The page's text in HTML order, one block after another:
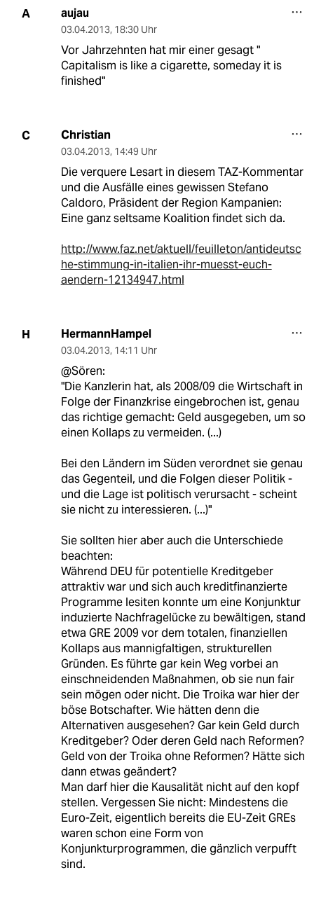
A aujau
03.04.2013, 18:30 Uhr
Vor Jahrzehnten hat mir einer gesagt "
Capitalism is like a cigarette, someday it is
finished"
C Christian
03.04.2013, 14:49 Uhr
Die verquere Lesart in diesem TAZ-Kommentar
und die Ausfälle eines gewissen Stefano
Caldoro, Präsident der Region Kampanien:
Eine ganz seltsame Koalition findet sich da.
http://www.faz.net/aktuell/feuilleton/antideutsc
he-stimmung-in-italien-ihr-muesst-euch-
aendern-12134947.html
H HermannHampel
03.04.2013, 14:11 Uhr
@Sören:
"Die Kanzlerin hat, als 2008/09 die Wirtschaft in
Folge der Finanzkrise eingebrochen ist, genau
das richtige gemacht: Geld ausgegeben, um so
einen Kollaps zu vermeiden. (...)
Bei den Ländern im Süden verordnet sie genau
das Gegenteil, und die Folgen dieser Politik -
und die Lage ist politisch verursacht - scheint
sie nicht zu interessieren. (...)"
Sie sollten hier aber auch die Unterschiede
beachten:
Während DEU für potentielle Kreditgeber
attraktiv war und sich auch kreditfinanzierte
Programme lesiten konnte um eine Konjunktur
induzierte Nachfragelücke zu bewältigen, stand
etwa GRE 2009 vor dem totalen, finanziellen
Kollaps aus mannigfaltigen, strukturellen
Gründen. Es führte gar kein Weg vorbei an
einschneidenden Maßnahmen, ob sie nun fair
sein mögen oder nicht. Die Troika war hier der
böse Botschafter. Wie hätten denn die
Alternativen ausgesehen? Gar kein Geld durch
Kreditgeber? Oder deren Geld nach Reformen?
Geld von der Troika ohne Reformen? Hätte sich
dann etwas geändert?
Man darf hier die Kausalität nicht auf den kopf
stellen. Vergessen Sie nicht: Mindestens die
Euro-Zeit, eigentlich bereits die EU-Zeit GREs
waren schon eine Form von
Konjunkturprogrammen, die gänzlich verpufft
sind.